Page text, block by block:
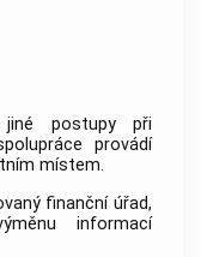
postupy při
provádí
místem.
finanční úřad,
informací